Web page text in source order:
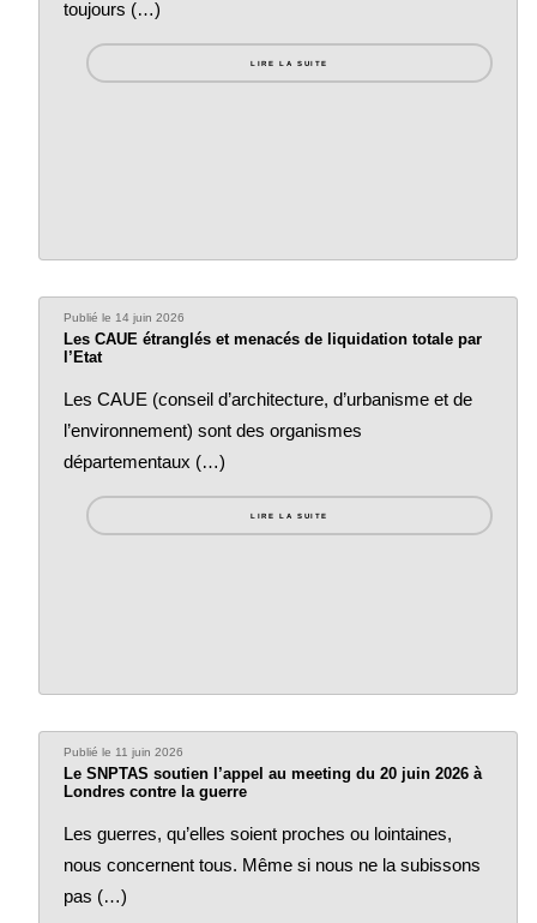
toujours (…)
LIRE LA SUITE
Publié le 14 juin 2026
Les CAUE étranglés et menacés de liquidation totale par
l’Etat
Les CAUE (conseil d’architecture, d’urbanisme et de
l’environnement) sont des organismes
départementaux (…)
LIRE LA SUITE
Publié le 11 juin 2026
Le SNPTAS soutien l’appel au meeting du 20 juin 2026 à
Londres contre la guerre
Les guerres, qu’elles soient proches ou lointaines,
nous concernent tous. Même si nous ne la subissons
pas (…)